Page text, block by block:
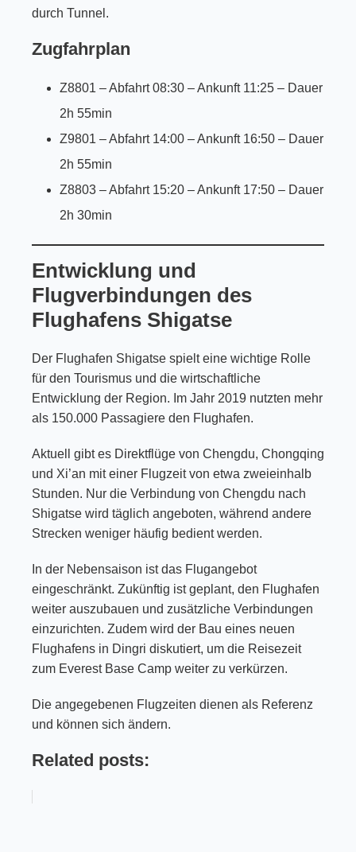
durch Tunnel.
Zugfahrplan
Z8801 – Abfahrt 08:30 – Ankunft 11:25 – Dauer
2h 55min
Z9801 – Abfahrt 14:00 – Ankunft 16:50 – Dauer
2h 55min
Z8803 – Abfahrt 15:20 – Ankunft 17:50 – Dauer
2h 30min
Entwicklung und
Flugverbindungen des
Flughafens Shigatse
Der Flughafen Shigatse spielt eine wichtige Rolle
für den Tourismus und die wirtschaftliche
Entwicklung der Region. Im Jahr 2019 nutzten mehr
als 150.000 Passagiere den Flughafen.
Aktuell gibt es Direktflüge von Chengdu, Chongqing
und Xi’an mit einer Flugzeit von etwa zweieinhalb
Stunden. Nur die Verbindung von Chengdu nach
Shigatse wird täglich angeboten, während andere
Strecken weniger häufig bedient werden.
In der Nebensaison ist das Flugangebot
eingeschränkt. Zukünftig ist geplant, den Flughafen
weiter auszubauen und zusätzliche Verbindungen
einzurichten. Zudem wird der Bau eines neuen
Flughafens in Dingri diskutiert, um die Reisezeit
zum Everest Base Camp weiter zu verkürzen.
Die angegebenen Flugzeiten dienen als Referenz
und können sich ändern.
Related posts: